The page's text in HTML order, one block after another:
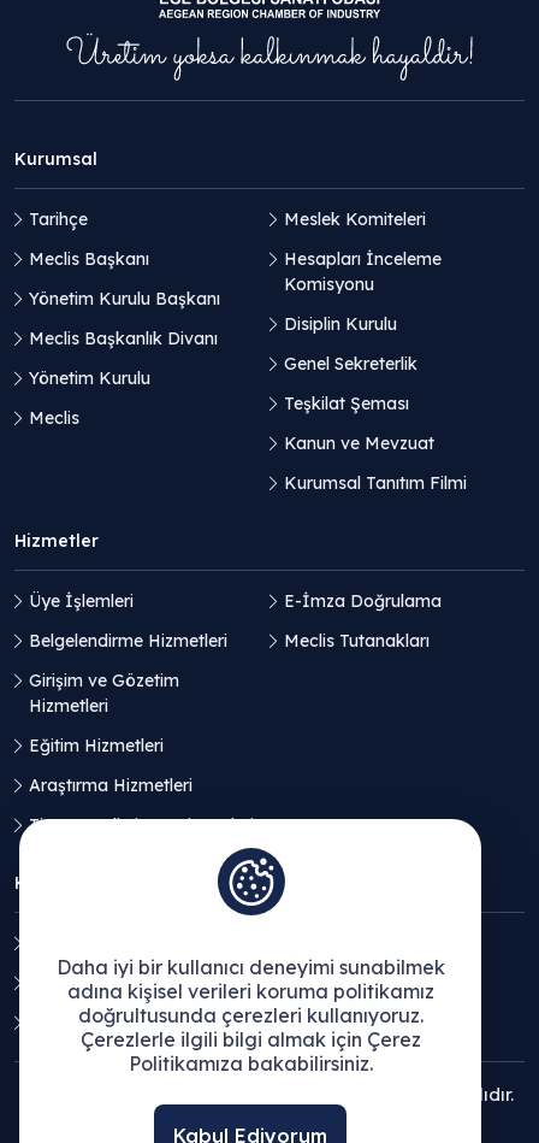
Kurumsal
Tarihçe
Meclis Başkanı
Yönetim Kurulu Başkanı
Meclis Başkanlık Divanı
Yönetim Kurulu
Meclis
Meslek Komiteleri
Hesapları İnceleme
Komisyonu
Disiplin Kurulu
Genel Sekreterlik
Teşkilat Şeması
Kanun ve Mevzuat
Kurumsal Tanıtım Filmi
Hizmetler
Üye İşlemleri
Belgelendirme Hizmetleri
Girişim ve Gözetim
Hizmetleri
Eğitim Hizmetleri
Araştırma Hizmetleri
Ticaret Geliştirme Hizmetleri
E-İmza Doğrulama
Meclis Tutanakları
KVKK
Açık Rıza Beyanı
Çerez Politikası
© 2025 Ege Bölgesi Sanayi Odası - Tüm hakları saklıdır.
Daha iyi bir kullanıcı deneyimi sunabilmek
adına kişisel verileri koruma politikamız
doğrultusunda çerezleri kullanıyoruz.
Çerezlerle ilgili bilgi almak için Çerez
Politikamıza bakabilirsiniz.
Kabul Ediyorum